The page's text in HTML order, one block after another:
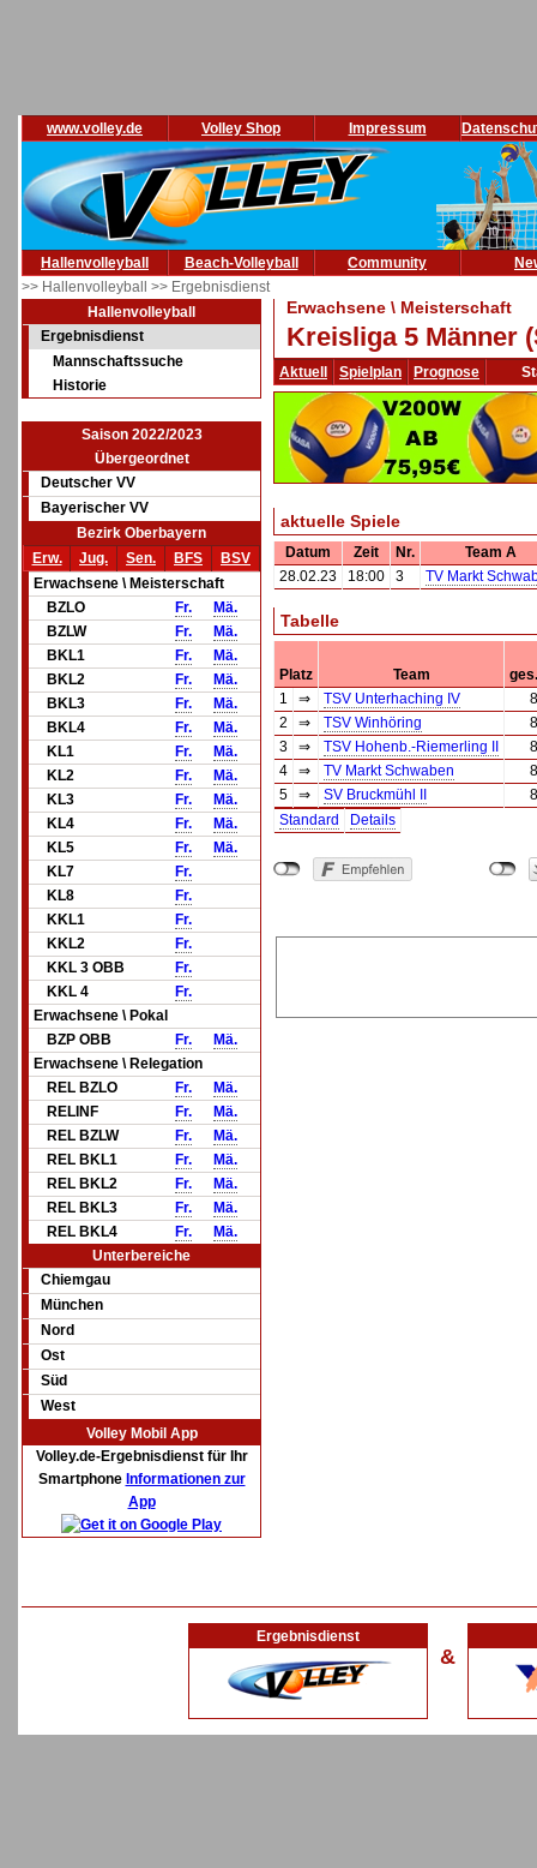
www.volley.de Volley Shop Impressum
Hallenvolleyball Beach-Volleyball Community
>> Hallenvolleyball >> Ergebnisdienst
Hallenvolleyball
Ergebnisdienst
Mannschaftssuche
Historie
Saison 2022/2023
Übergeordnet
Deutscher VV
Bayerischer VV
Bezirk Oberbayern
Erw.
Jug. Sen. BFS
BSV
Erwachsene \ Meisterschaft
BZLO
Fr.
Mä.
BZLW
Fr.
Mä.
BKL1
Fr.
Mä.
BKL2
Fr.
Mä.
BKL3
Fr.
Mä.
BKL4
Fr.
Mä.
KL1
Fr.
Mä.
KL2
Fr.
Mä.
KL3
Fr.
Mä.
KL4
Fr.
Mä.
KL5
Fr.
Mä.
KL7
Fr.
KL8
Fr.
KKL1
Fr.
KKL2
Fr.
KKL 3 OBB
Fr.
KKL 4
Fr.
Erwachsene \ Pokal
BZP OBB
Fr.
Mä.
Erwachsene \ Relegation
REL BZLO
Fr.
Mä.
RELINF
Fr.
Mä.
REL BZLW
Fr.
Mä.
REL BKL1
Fr.
Mä.
REL BKL2
Fr.
Mä.
REL BKL3
Fr.
Mä.
REL BKL4
Fr.
Mä.
Unterbereiche
Chiemgau
München
Nord
Ost
Süd
West
Volley Mobil App
Volley.de-Ergebnisdienst für Ihr
Smartphone Informationen zur
App
Erwachsene \ Meisterschaft
Kreisliga 5 Männer
Aktuell Spielplan Prognose
aktuelle Spiele
Datum Zeit Nr.
Team A
28.02.23
18:00 3 TV Markt
Tabelle
Platz Team
ges.
1
⇒ TSV Unterhaching IV
8
2
⇒ TSV Winhöring
8
3
⇒ TSV Hohenb.-Riemerling II
8
4
⇒ TV Markt Schwaben
8
5
⇒ SV Bruckmühl II
8
Standard
Details
Ergebnisdienst
&